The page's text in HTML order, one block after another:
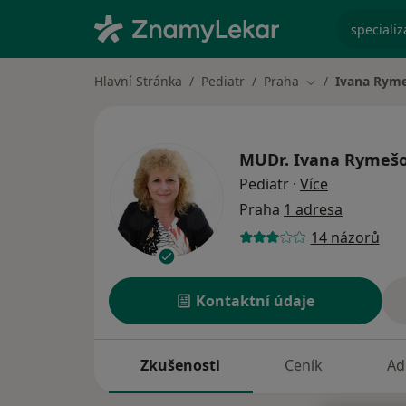
Hlavní Stránka Pediatr Praha Změna města
Ivana
MUDr. Ivana
Pediatr · Více
Praha 1 adresa
14 názorů
Kontaktní údaje
Zkušenosti Ceník